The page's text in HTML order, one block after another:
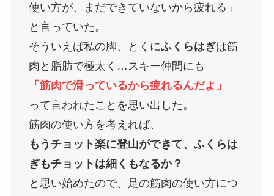
使い方が、まだできていないから疲れる」
と言っていた。
そういえば私の脚、とくにふくらはぎは筋
肉と脂肪で極太く…スキー仲間にも
「筋肉で滑っているから疲れるんだよ」
って言われたことを思い出した。
筋肉の使い方を考えれば、
もうチョット楽に登山ができて、ふくらは
ぎもチョットは細くもなるか？
と思い始めたので、足の筋肉の使い方につ